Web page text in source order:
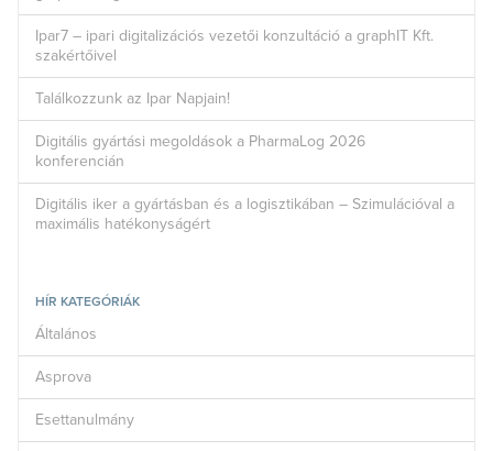
Ipar7 – ipari digitalizációs vezetői konzultáció a graphIT Kft.
szakértőivel
Találkozzunk az Ipar Napjain!
Digitális gyártási megoldások a PharmaLog 2026
konferencián
Digitális iker a gyártásban és a logisztikában – Szimulációval a
maximális hatékonyságért
HÍR KATEGÓRIÁK
Általános
Asprova
Esettanulmány